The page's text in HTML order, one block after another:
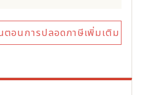
ตอนการปลอดภาษีเพิ่มเติม